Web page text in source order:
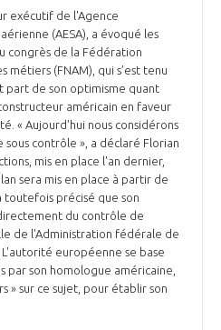
exécutif de l'Agence
(AESA), a évoqué les
congrès de la Fédération
métiers (FNAM), qui s’est tenu
part de son optimisme quant
américain en faveur
« Aujourd'hui nous considérons
contrôle », a déclaré Florian
mis en place l'an dernier,
sera mis en place à partir de
toutefois précisé que son
du contrôle de
de l'Administration fédérale de
européenne se base
par son homologue américaine,
» sur ce sujet, pour établir son